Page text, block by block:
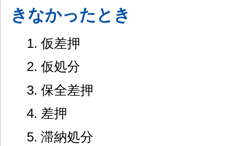
きなかったとき
仮差押
仮処分
保全差押
差押
滞納処分